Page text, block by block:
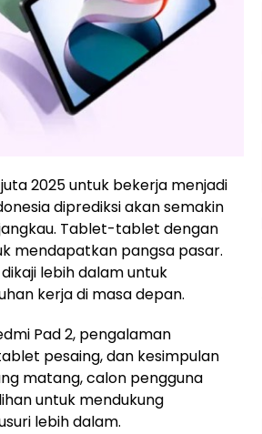
2025 untuk bekerja menjadi
diprediksi akan semakin
Tablet-tablet dengan
mendapatkan pangsa pasar.
lebih dalam untuk
kerja di masa depan.
Pad 2, pengalaman
pesaing, dan kesimpulan
matang, calon pengguna
untuk mendukung
lebih dalam.